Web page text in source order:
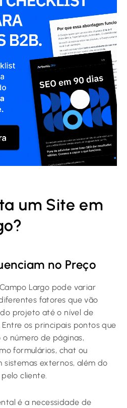
um Site em
no Preço
Largo pode variar
fatores que vão
projeto até o nível de
os principais pontos que
número de páginas,
formulários, chat ou
sistemas externos, além do
cliente.
é a necessidade de